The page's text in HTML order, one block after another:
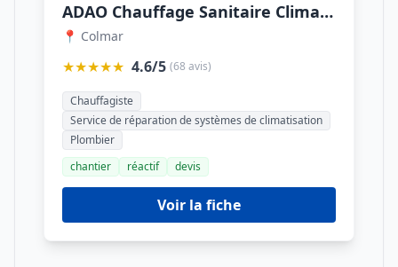
ADAO Chauffage Sanitaire Climatisation
📍 Colmar
★★★★★ 4.6/5 (68 avis)
Chauffagiste
Service de réparation de systèmes de climatisation
Plombier
chantier
réactif devis
Voir la fiche